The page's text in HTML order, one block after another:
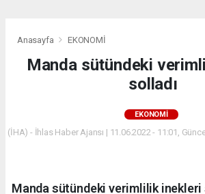
Anasayfa EKONOMİ
Manda sütündeki
solladı
EKONOMİ
(İHA) - İhlas Haber Ajansı | 11.06.2022 - 11:01,
Manda sütündeki verimlilik inekleri